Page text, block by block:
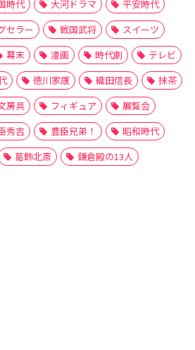
時代 大河ドラマ
平安時代
セラー 戦国武将
スイーツ
幕末 漫画 時代劇
テレビ
徳川家康 織田信長
抹茶
房具 フィギュア
展覧会
秀吉 豊臣兄弟！
昭和時代
葛飾北斎 鎌倉殿の13人